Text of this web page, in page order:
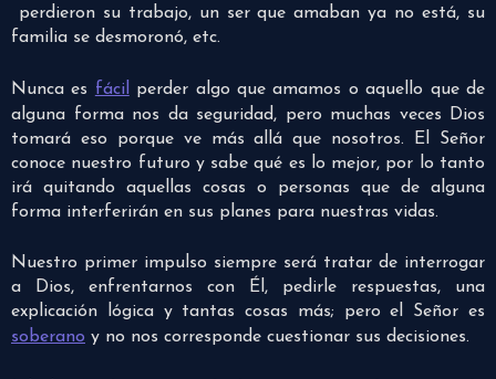
perdieron su trabajo, un ser que amaban ya no está, su
familia se desmoronó, etc.
Nunca es fácilperder algo que amamos o aquello que de
alguna forma nos da seguridad, pero muchas veces Dios
tomará eso porque ve más allá que nosotros. El Señor
conoce nuestro futuro y sabe qué es lo mejor, por lo tanto
irá quitando aquellas cosas o personas que de alguna
forma interferirán en sus planes para nuestras vidas.
Nuestro primer impulso siempre será tratar de interrogar
a Dios, enfrentarnos con Él, pedirle respuestas, una
explicación lógica y tantas cosas más; pero el Señor es
soberano y no nos corresponde cuestionar sus decisiones.